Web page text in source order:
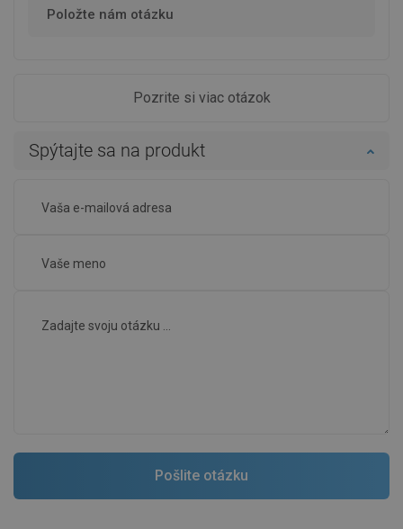
Položte nám otázku
Pozrite si viac otázok
Spýtajte sa na produkt